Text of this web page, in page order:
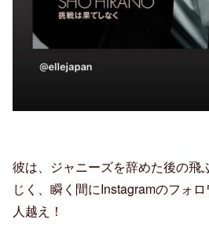
彼は、ジャニーズを辞めた後の飛
じく、瞬く間にInstagramのフォ
人越え！